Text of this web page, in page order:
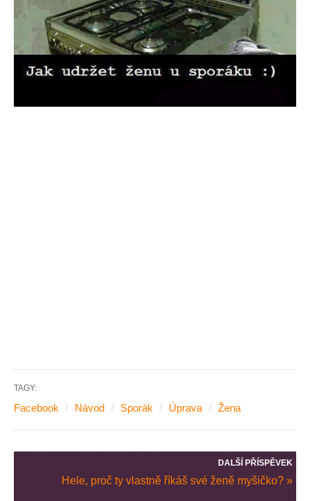
TAGY:
Facebook Návod Sporák Úprava Žena
DALŠÍ PŘÍSPĚVEK
Hele, proč ty vlastně říkáš své ženě myšičko? »